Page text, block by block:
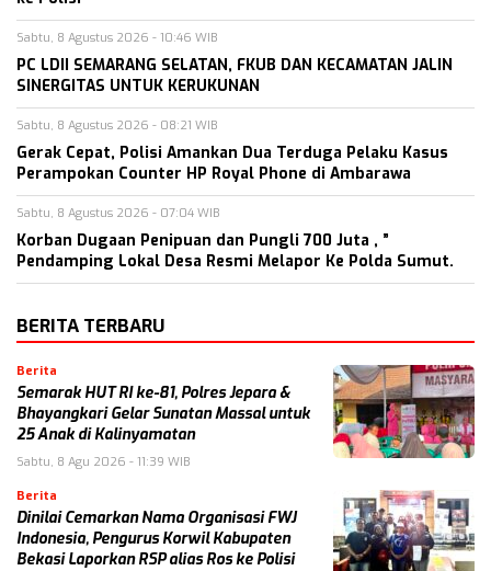
Sabtu, 8 Agustus 2026 - 10:46 WIB
PC LDII SEMARANG SELATAN, FKUB DAN KECAMATAN JALIN
SINERGITAS UNTUK KERUKUNAN
Sabtu, 8 Agustus 2026 - 08:21 WIB
Gerak Cepat, Polisi Amankan Dua Terduga Pelaku Kasus
Perampokan Counter HP Royal Phone di Ambarawa
Sabtu, 8 Agustus 2026 - 07:04 WIB
Korban Dugaan Penipuan dan Pungli 700 Juta , ”
Pendamping Lokal Desa Resmi Melapor Ke Polda Sumut.
BERITA TERBARU
Berita
Semarak HUT RI ke-81, Polres Jepara &
Bhayangkari Gelar Sunatan Massal untuk
25 Anak di Kalinyamatan
Sabtu, 8 Agu 2026 - 11:39 WIB
Berita
Dinilai Cemarkan Nama Organisasi FWJ
Indonesia, Pengurus Korwil Kabupaten
Bekasi Laporkan RSP alias Ros ke Polisi